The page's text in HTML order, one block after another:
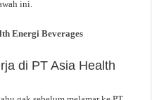
ini.
Energi Beverages
di PT Asia Health